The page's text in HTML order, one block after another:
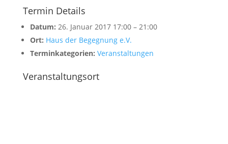
Termin Details
Datum: 26. Januar 2017 17:00– 21:00
Ort: Haus der Begegnung e.V.
Terminkategorien: Veranstaltungen
Veranstaltungsort